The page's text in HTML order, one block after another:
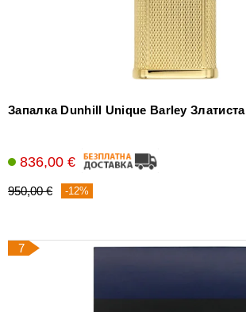
Запалка Dunhill Unique Barley Златиста
836,00 €
950,00 € -12%
7